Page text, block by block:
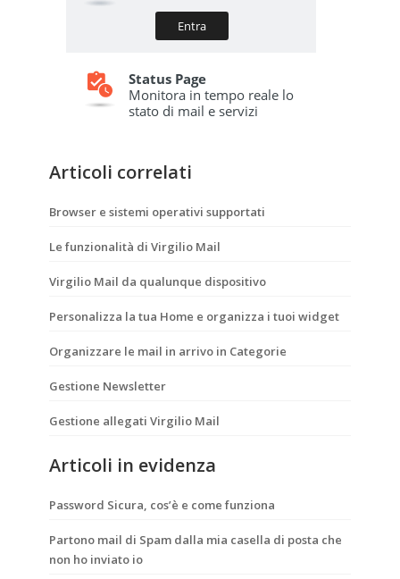
Articoli correlati
Browser e sistemi operativi supportati
Le funzionalità di Virgilio Mail
Virgilio Mail da qualunque dispositivo
Personalizza la tua Home e organizza i tuoi widget
Organizzare le mail in arrivo in Categorie
Gestione Newsletter
Gestione allegati Virgilio Mail
Articoli in evidenza
Password Sicura, cos’è e come funziona
Partono mail di Spam dalla mia casella di posta che
non ho inviato io